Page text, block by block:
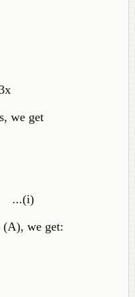
we get
(A), we get: